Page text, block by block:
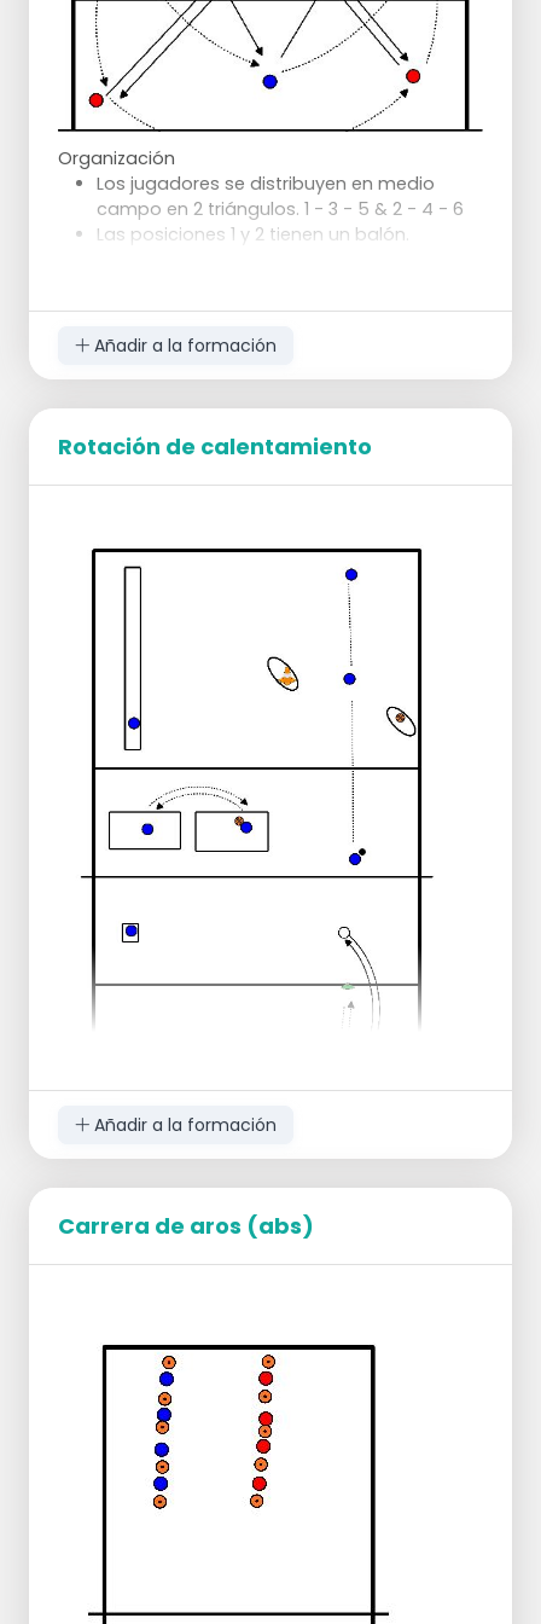
Organización
Los jugadores se distribuyen en medio
campo en 2 triángulos. 1 - 3 - 5 & 2 - 4 - 6
Las posiciones 1 y 2 tienen un balón.
El balón se juega en triángulo con toque
El balón se juega en triángulo con 1er
contacto por debajo de la mano, 2º
contacto por encima de la mano.
Se pasa el balón en triángulo con 1er
contacto por encima de la mano, 2º
contacto por debajo de la mano.
Después de jugar el balón, el equipo rojo
golpea la colchoneta en el centro del
Después de jugar el balón, el equipo azul
Añadir a la formación
Rotación de calentamiento
Organización
Secuencia de juego
Los jugadores realizan diferentes ejercicios
de fitness/agilidad durante 1 minuto.
Después de esto, siguen adelante.
Air hockey por 2
Pistolsquad desde la silla
lado/pie en el aire.
Añadir a la formación
Carrera de aros (abs)